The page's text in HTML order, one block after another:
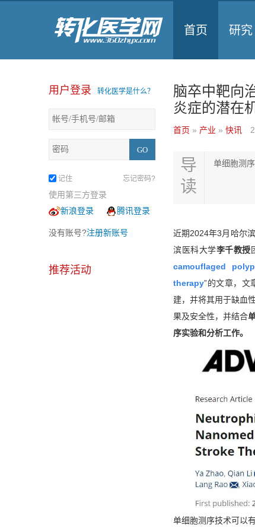
首页 研究
用户登录 转化医学是什么？
记住 忘记密码?
使用第三方登录
新浪登录
腾讯登录
没有账号?注册新账号
推荐活动
脑卒中靶向
炎症的潜在
首页 » 产业 » 快讯
导
读
单细胞测
近期2024年3月哈尔
滨医科大学李千教授
camouflaged
therapy”的文章，文
建，并将其用于缺血
果及安全性，并结合
序实验和分析工作。
单细胞测序技术可以